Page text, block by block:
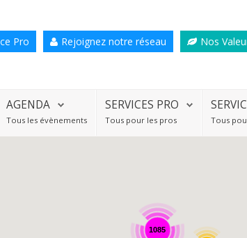
Pro Rejoignez notre réseau Nos
AGENDA
Tous les évènements
SERVICES PRO
Tous pour les pros Tous
1085